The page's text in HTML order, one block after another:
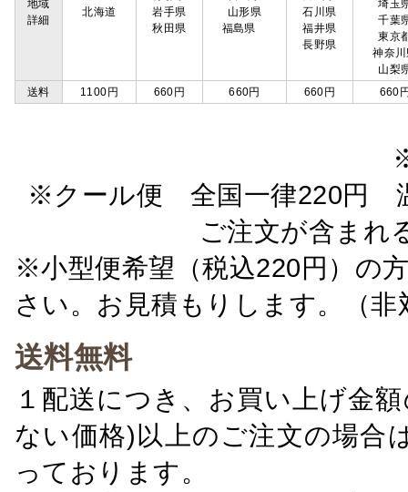
地域
詳細
北海道
岩手県
秋田県
山形県
福島県
石川県
福井県
長野県
埼玉
千葉
東京
神奈
山梨
送料
1100円 660円 660円 660円 660
※クール便 全国一律220円
ご注文が含ま
※小型便希望（税込220円）の
さい。お見積もりします。（非
送料無料
１配送につき、お買い上げ金
ない価格)以上のご注文の場合
っております。